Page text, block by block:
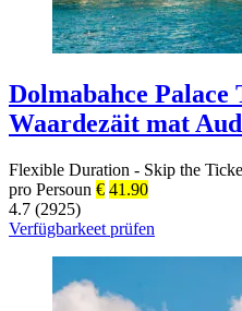
Dolmabahce Palace
Waardezäit mat
Flexible Duration - Skip the
pro Persoun € 41.90
4.7 (2925)
Verfügbarkeet prüfen